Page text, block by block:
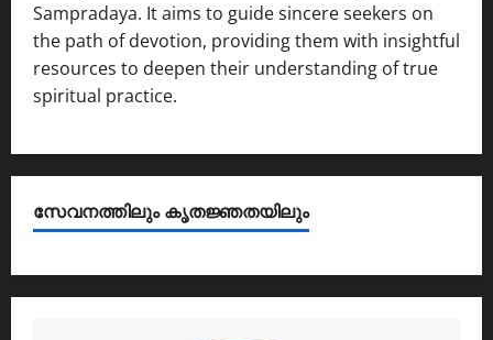
Sampradaya. It aims to guide sincere seekers on
the path of devotion, providing them with insightful
resources to deepen their understanding of true
spiritual practice.
സേവനത്തിലും കൃതജ്ഞതയിലും